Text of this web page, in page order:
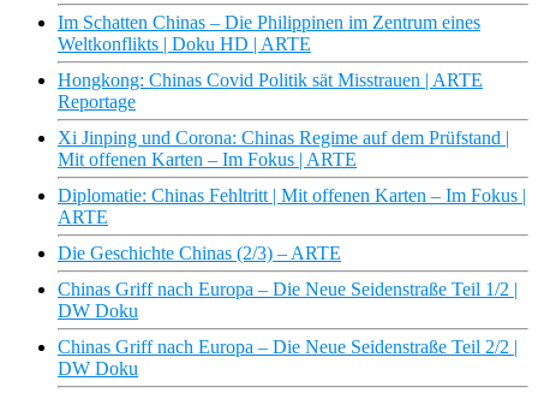
Im Schatten Chinas – Die Philippinen im Zentrum eines
Weltkonflikts | Doku HD | ARTE
Hongkong: Chinas Covid Politik sät Misstrauen | ARTE
Reportage
Xi Jinping und Corona: Chinas Regime auf dem Prüfstand |
Mit offenen Karten – Im Fokus | ARTE
Diplomatie: Chinas Fehltritt | Mit offenen Karten – Im Fokus |
ARTE
Die Geschichte Chinas (2/3) – ARTE
Chinas Griff nach Europa – Die Neue Seidenstraße Teil 1/2 |
DW Doku
Chinas Griff nach Europa – Die Neue Seidenstraße Teil 2/2 |
DW Doku